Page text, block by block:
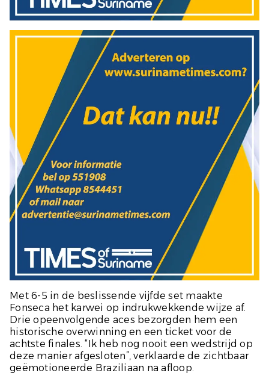
Met 6-5 in de beslissende vijfde set maakte
Fonseca het karwei op indrukwekkende wijze af.
Drie opeenvolgende aces bezorgden hem een
historische overwinning en een ticket voor de
achtste finales. “Ik heb nog nooit een wedstrijd op
deze manier afgesloten”, verklaarde de zichtbaar
geëmotioneerde Braziliaan na afloop.